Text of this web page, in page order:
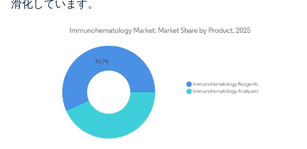
滑化しています。